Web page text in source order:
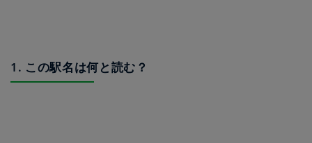
1. この駅名は何と読む？